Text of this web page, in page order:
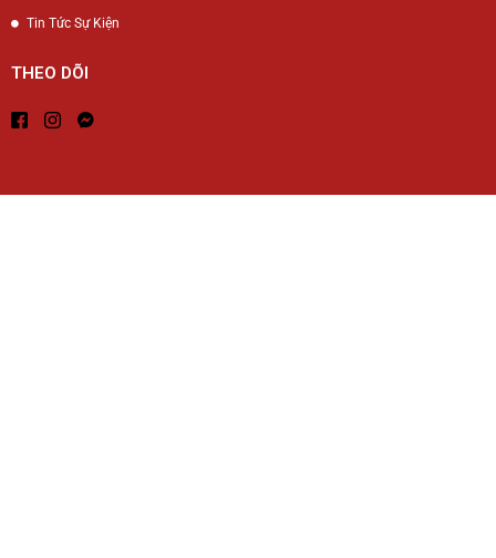
Tin Tức Sự Kiện
THEO DÕI